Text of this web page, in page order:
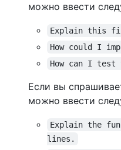
можно ввести
Explain this
How could I
How can I
Если вы
можно ввести
Explain the
lines.